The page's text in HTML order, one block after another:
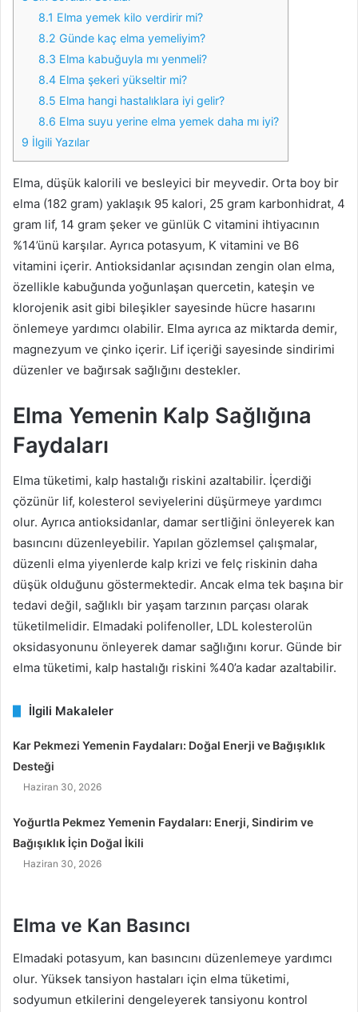
8.1 Elma yemek kilo verdirir mi?
8.2 Günde kaç elma yemeliyim?
8.3 Elma kabuğuyla mı yenmeli?
8.4 Elma şekeri yükseltir mi?
8.5 Elma hangi hastalıklara iyi gelir?
8.6 Elma suyu yerine elma yemek daha mı iyi?
9 İlgili Yazılar
Elma, düşük kalorili ve besleyici bir meyvedir. Orta boy bir
elma (182 gram) yaklaşık 95 kalori, 25 gram karbonhidrat, 4
gram lif, 14 gram şeker ve günlük C vitamini ihtiyacının
%14’ünü karşılar. Ayrıca potasyum, K vitamini ve B6
vitamini içerir. Antioksidanlar açısından zengin olan elma,
özellikle kabuğunda yoğunlaşan quercetin, kateşin ve
klorojenik asit gibi bileşikler sayesinde hücre hasarını
önlemeye yardımcı olabilir. Elma ayrıca az miktarda demir,
magnezyum ve çinko içerir. Lif içeriği sayesinde sindirimi
düzenler ve bağırsak sağlığını destekler.
Elma Yemenin Kalp Sağlığına
Faydaları
Elma tüketimi, kalp hastalığı riskini azaltabilir. İçerdiği
çözünür lif, kolesterol seviyelerini düşürmeye yardımcı
olur. Ayrıca antioksidanlar, damar sertliğini önleyerek kan
basıncını düzenleyebilir. Yapılan gözlemsel çalışmalar,
düzenli elma yiyenlerde kalp krizi ve felç riskinin daha
düşük olduğunu göstermektedir. Ancak elma tek başına bir
tedavi değil, sağlıklı bir yaşam tarzının parçası olarak
tüketilmelidir. Elmadaki polifenoller, LDL kolesterolün
oksidasyonunu önleyerek damar sağlığını korur. Günde bir
elma tüketimi, kalp hastalığı riskini %40’a kadar azaltabilir.
İlgili Makaleler
Kar Pekmezi Yemenin Faydaları: Doğal Enerji ve Bağışıklık
Desteği
Haziran 30, 2026
Yoğurtla Pekmez Yemenin Faydaları: Enerji, Sindirim ve
Bağışıklık İçin Doğal İkili
Haziran 30, 2026
Elma ve Kan Basıncı
Elmadaki potasyum, kan basıncını düzenlemeye yardımcı
olur. Yüksek tansiyon hastaları için elma tüketimi,
sodyumun etkilerini dengeleyerek tansiyonu kontrol